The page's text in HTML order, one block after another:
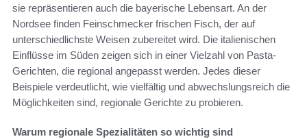
sie repräsentieren auch die bayerische Lebensart. An der
Nordsee finden Feinschmecker frischen Fisch, der auf
unterschiedlichste Weisen zubereitet wird. Die italienischen
Einflüsse im Süden zeigen sich in einer Vielzahl von Pasta-
Gerichten, die regional angepasst werden. Jedes dieser
Beispiele verdeutlicht, wie vielfältig und abwechslungsreich die
Möglichkeiten sind, regionale Gerichte zu probieren.
Warum regionale Spezialitäten so wichtig sind